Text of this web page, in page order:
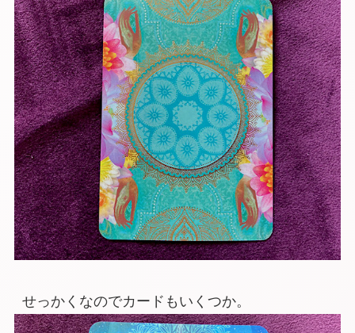
せっかくなのでカードもいくつか。